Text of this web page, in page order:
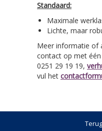
Standaard:
Maximale
Lichte, maar
Meer informatie of
contact op met
0251 29 19 19,
vul het